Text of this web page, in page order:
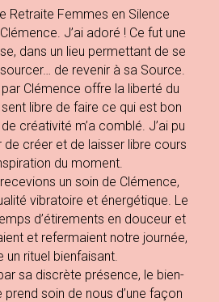
Retraite Femmes en Silence
J’ai adoré ! Ce fut une
dans un lieu permettant de se
de revenir à sa Source.
Clémence offre la liberté du
libre de faire ce qui est bon
créativité m’a comblé. J’ai pu
de créer et de laisser libre cours
du moment.
un soin de Clémence,
vibratoire et énergétique. Le
d’étirements en douceur et
et refermaient notre journée,
un rituel bienfaisant.
sa discrète présence, le bien-
prend soin de nous d’une façon